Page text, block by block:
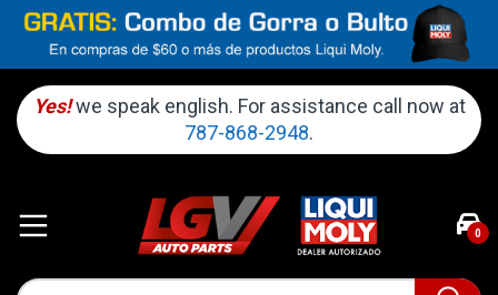
Yes! we speak english. For assistance call now at
787-868-2948.
0